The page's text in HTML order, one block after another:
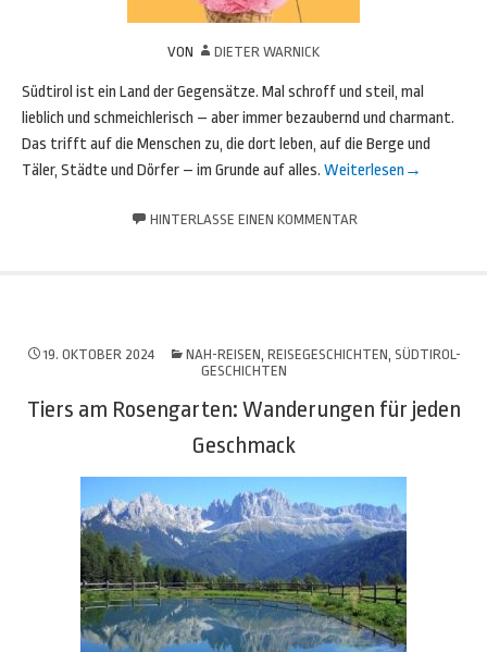
VON DIETER WARNICK
Südtirol ist ein Land der Gegensätze. Mal schroff und steil, mal
lieblich und schmeichlerisch – aber immer bezaubernd und charmant.
Das trifft auf die Menschen zu, die dort leben, auf die Berge und
Täler, Städte und Dörfer – im Grunde auf alles. Weiterlesen →
HINTERLASSE EINEN KOMMENTAR
19. OKTOBER 2024 NAH-REISEN, REISEGESCHICHTEN, SÜDTIROL-
GESCHICHTEN
Tiers am Rosengarten: Wanderungen für jeden
Geschmack